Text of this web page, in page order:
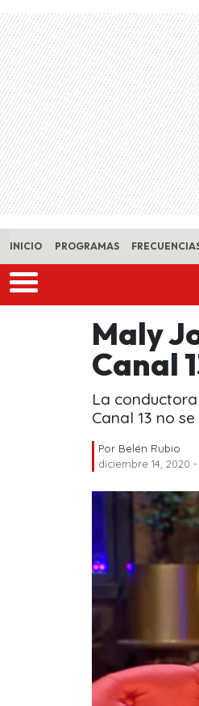
Skip to main content
INICIO PROGRAMAS
Maly
Canal
La
Canal 13 no
Por Belén Rubio
diciembre 14, 2020